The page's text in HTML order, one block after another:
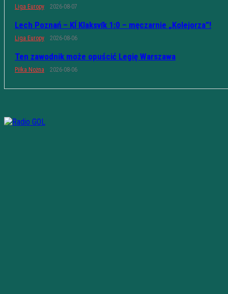
Liga Europy 2026-08-07
Lech Poznań – KÍ Klaksvík 1:0 – męczarnie „Kolejorza”!
Liga Europy 2026-08-06
Ten zawodnik może opuścić Legię Warszawa
Piłka Nożna 2026-08-06